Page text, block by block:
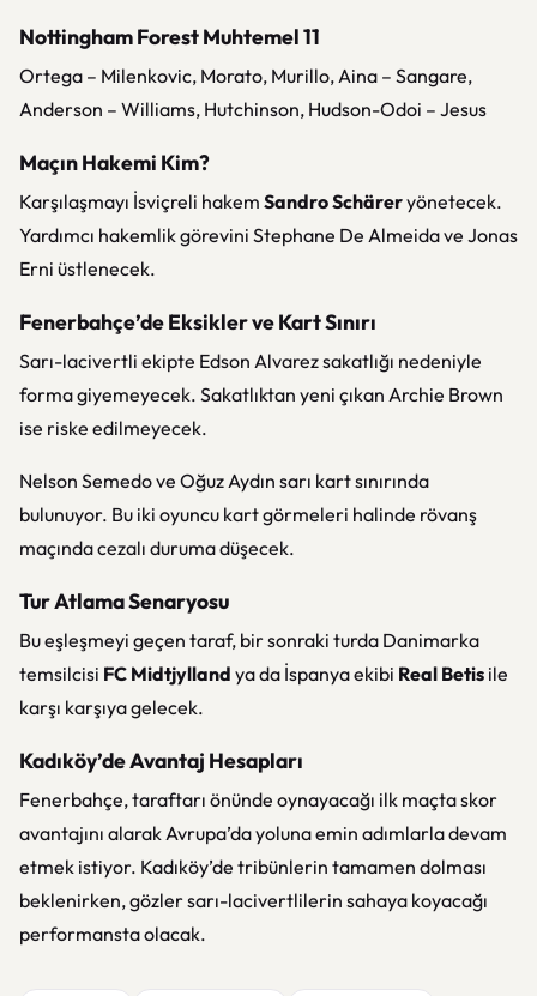
Nottingham Forest Muhtemel 11
Ortega – Milenkovic, Morato, Murillo, Aina – Sangare,
Anderson – Williams, Hutchinson, Hudson-Odoi – Jesus
Maçın Hakemi Kim?
Karşılaşmayı İsviçreli hakem Sandro Schäreryönetecek.
Yardımcı hakemlik görevini Stephane De Almeida ve Jonas
Erni üstlenecek.
Fenerbahçe’de Eksikler ve Kart Sınırı
Sarı-lacivertli ekipte Edson Alvarez sakatlığı nedeniyle
forma giyemeyecek. Sakatlıktan yeni çıkan Archie Brown
ise riske edilmeyecek.
Nelson Semedo ve Oğuz Aydın sarı kart sınırında
bulunuyor. Bu iki oyuncu kart görmeleri halinde rövanş
maçında cezalı duruma düşecek.
Tur Atlama Senaryosu
Bu eşleşmeyi geçen taraf, bir sonraki turda Danimarka
temsilcisi FC Midtjylland ya da İspanya ekibi Real Betis ile
karşı karşıya gelecek.
Kadıköy’de Avantaj Hesapları
Fenerbahçe, taraftarı önünde oynayacağı ilk maçta skor
avantajını alarak Avrupa’da yoluna emin adımlarla devam
etmek istiyor. Kadıköy’de tribünlerin tamamen dolması
beklenirken, gözler sarı-lacivertlilerin sahaya koyacağı
performansta olacak.